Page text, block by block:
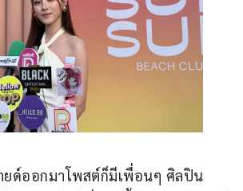
ด์ออกมาโพสต์ก็มีเพื่อนๆ ศิลปิน